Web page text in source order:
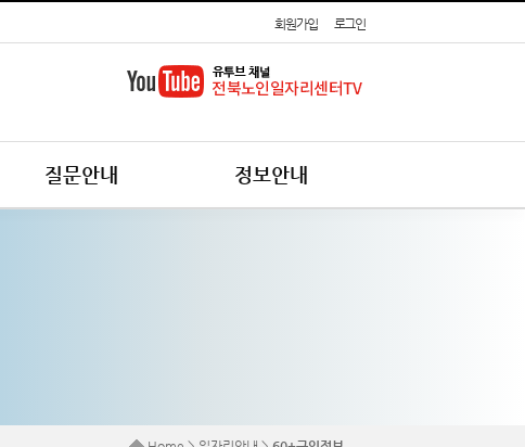
회원가입 로그인
질문안내 정보안내